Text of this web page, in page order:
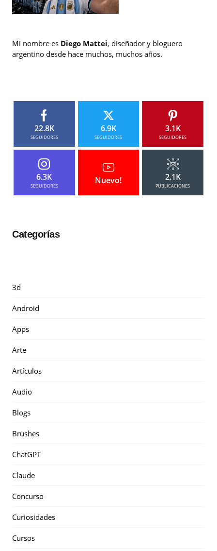
Mi nombre es Diego Mattei, diseñador y bloguero
argentino desde hace muchos, muchos años.
22.8K
SEGUIDORES
6.9K
SEGUIDORES
3.1K
SEGUIDORES
6.3K
SEGUIDORES
Nuevo! 2.1K
PUBLICACIONES
Categorías
3d
Android
Apps
Arte
Artículos
Audio
Blogs
Brushes
ChatGPT
Claude
Concurso
Curiosidades
Cursos